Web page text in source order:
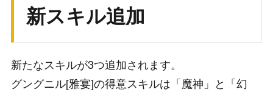
新スキル追加
新たなスキルが3つ追加されます。
グングニル[雅宴]の得意スキルは「魔神」と「幻